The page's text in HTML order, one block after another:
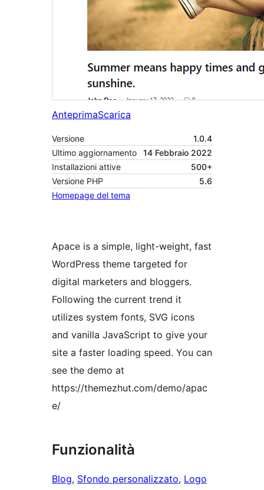
AnteprimaScarica
Versione
1.0.4
Ultimo aggiornamento
14 Febbraio 2022
Installazioni attive
500+
Versione PHP
5.6
Homepage del tema
Apace is a simple, light-weight, fast
WordPress theme targeted for
digital marketers and bloggers.
Following the current trend it
utilizes system fonts, SVG icons
and vanilla JavaScript to give your
site a faster loading speed. You can
see the demo at
https://themezhut.com/demo/apac
e/
Funzionalità
Blog, Sfondo personalizzato, Logo